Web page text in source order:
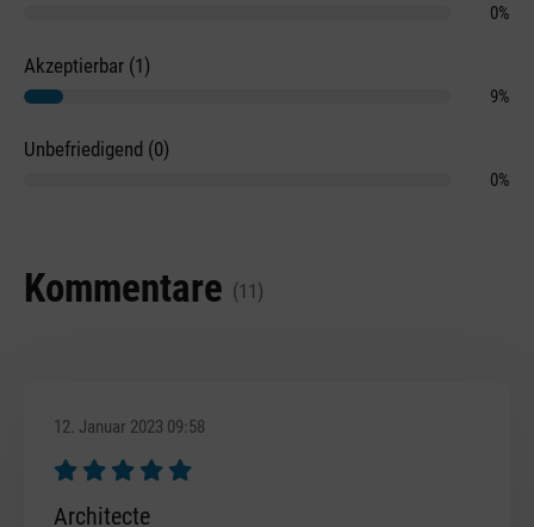
0%
Akzeptierbar (1)
9%
Unbefriedigend (0)
0%
Kommentare (11)
12. Januar 2023 09:58
Bewertung mit 5 von 5 Sternen
Architecte